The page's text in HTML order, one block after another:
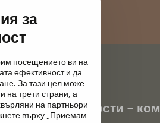
принадлежности –
за
посещението ви на
ефективност и да
За тази цел може
на трети страни, а
на партньори
върху „Приемам